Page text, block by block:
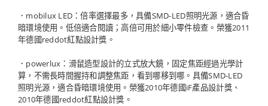
．mobilux LED：倍率選擇最多，具備SMD-LED照明光源，適合昏
暗環境使用。低倍適合閱讀；高倍可用於細小零件檢查。榮獲2011
年德國reddot紅點設計獎。
．powerlux：滑鼠造型設計的立式放大鏡，固定焦距經過光學計
算，不需長時間握持和調整焦距，看到哪移到哪。具備SMD-LED
照明光源，適合昏暗環境使用。榮獲2010年德國iF產品設計獎、
2010年德國reddot紅點設計獎。